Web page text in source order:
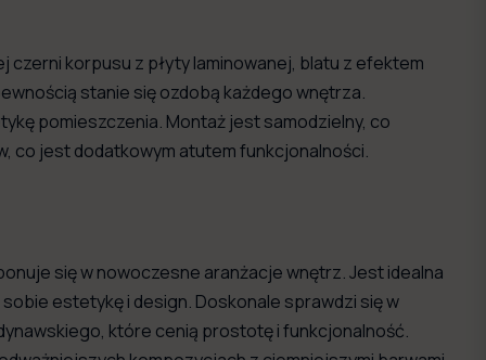
czerni korpusu z płyty laminowanej, blatu z efektem
stanie się ozdobą każdego wnętrza.
pomieszczenia. Montaż jest samodzielny, co
co jest dodatkowym atutem funkcjonalności.
się w nowoczesne aranżacje wnętrz. Jest idealna
estetykę i design. Doskonale sprawdzi się w
które cenią prostotę i funkcjonalność.